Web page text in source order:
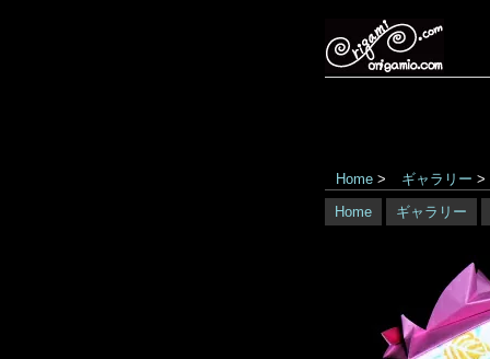
Home > ギャラリー >
Home
ギャラリー